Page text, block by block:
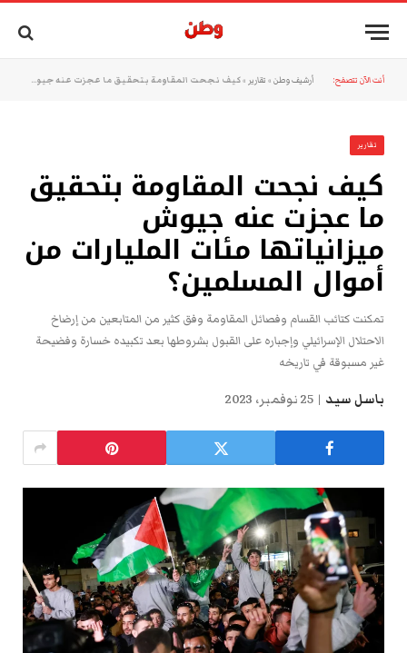
أنت الآن تتصفح: أرشيف وطن » تقارير »كيف نجحت المقاومة بتحقيق ما عجزت عنه جيوش ميزانياتها مئات المليارات من أموال المسلمين؟
تقارير
كيف نجحت المقاومة بتحقيق
ما عجزت عنه جيوش
ميزانياتها مئات المليارات من
أموال المسلمين؟
تمكنت كتائب القسام وفصائل المقاومة وفق كثير من المتابعين من إرضاخ
الاحتلال الإسرائيلي وإجباره على القبول بشروطها بعد تكبيده خسارة وفضيحة
غير مسبوقة في تاريخه
باسل سيد 25 نوفمبر، 2023